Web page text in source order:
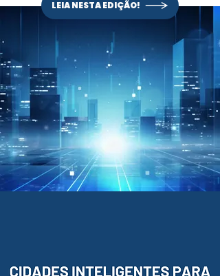
LEIA NESTA EDIÇÃO!